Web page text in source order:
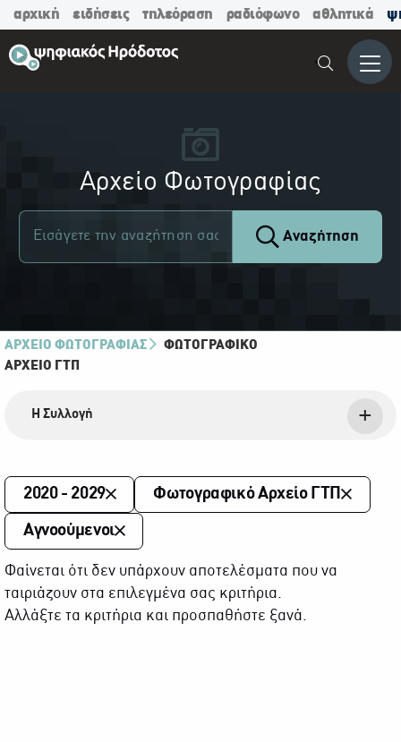
αρχική ειδήσεις τηλεόραση ραδιόφωνο αθλητικά
Μενού
Αρχείο Φωτογραφίας
Αναζήτηση
ΑΡΧΕΙΟ ΦΩΤΟΓΡΑΦΙΑΣ
ΦΩΤΟΓΡΑΦΙΚΌ
ΑΡΧΕΊΟ ΓΤΠ
Η Συλλογή
2020 - 2029 Φωτογραφικό Αρχείο ΓΤΠ
Αγνοούμενοι
Φαίνεται ότι δεν υπάρχουν αποτελέσματα που να
ταιριάζουν στα επιλεγμένα σας κριτήρια.
Αλλάξτε τα κριτήρια και προσπαθήστε ξανά.